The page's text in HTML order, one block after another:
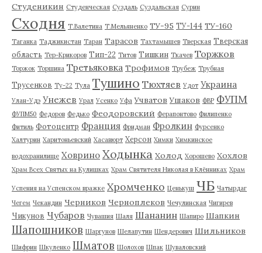
Студеникин Студенческая Суздаль Суздальская Сурин
Сходня Т.Валетина Т.Мельяненко ТУ-95 ТУ-144 ТУ-160
Таганка Таджикистан Таран Тарасов Тахтамышев Тверская Тверская
область Тер-Крикоров Тип-22 Титов Тишкин Ткачев Торжков
Торжок Торшина Третьяковка Трофимов Трубеж Трубная
Трусенков Ту-22 Тула Тушино Тюхтяев Удот Украина
Улан-Удэ Унежев Урал Усенко Уфа Учватов Ушаков ФВР ФУПМ
ФУПМ50 Федоров Федько Феодоровский Ферапонтово Филипенко
Фитиль Фотоцентр Франция Фридман Фролкин Фурсенко
Халтурин Харитоньевский Хасавюрт Херсон Химки Химкинское
водохранилище Ховрино Ходынка Холод Хорошево Хохлов
Храм Всех Святых на Кулишках Храм Святителя Николая в Клённиках Храм
Успения на Успенском вражке Хромченко Ценькуш ЧБ Чатырдаг
Чегем Чекандин Черников Черноплеков Чечулинская Чигирев
Чикунов Чубаров Чувашия Шаля Шананин Шапиро Шапкин
Шапошников Шаргунов Шелапутин Шендерович Шильников
Шифрин Шкуленко Шматов Шолохов Шпак Шуваловский